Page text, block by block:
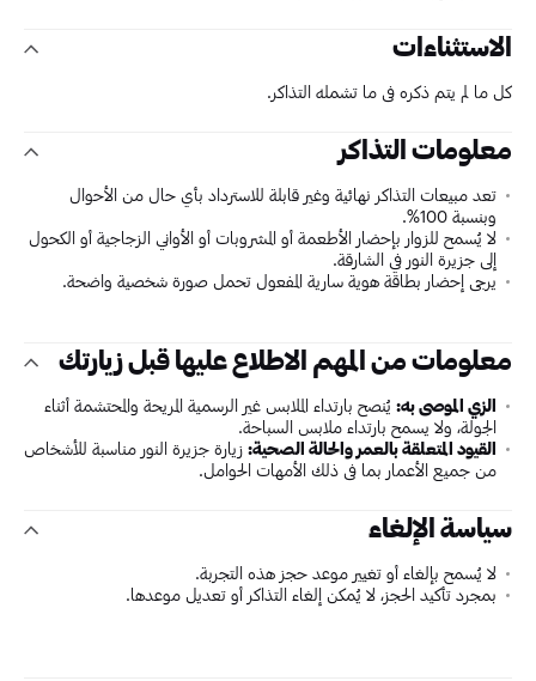
الاستثناءات
كل ما لم يتم ذكره في ما تشمله التذاكر.
معلومات التذاكر
تعد مبيعات التذاكر نهائية وغير قابلة للاسترداد بأي حال من الأحوال
وبنسبة 100%.
لا يُسمح للزوار بإحضار الأطعمة أو المشروبات أو الأواني الزجاجية أو الكحول
إلى جزيرة النور في الشارقة.
يرجى إحضار بطاقة هوية سارية المفعول تحمل صورة شخصية واضحة.
معلومات من المهم الاطلاع عليها قبل زيارتك
الزي الموصى به: يُنصح بارتداء الملابس غير الرسمية المريحة والمحتشمة أثناء
الجولة، ولا يسمح بارتداء ملابس السباحة.
القيود المتعلقة بالعمر والحالة الصحية: زيارة جزيرة النور مناسبة للأشخاص
من جميع الأعمار بما في ذلك الأمهات الحوامل.
سياسة الإلغاء
لا يُسمح بإلغاء أو تغيير موعد حجز هذه التجربة.
بمجرد تأكيد الحجز، لا يُمكن إلغاء التذاكر أو تعديل موعدها.